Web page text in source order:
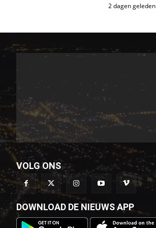
2 dagen geleden
VOLG ONS
DOWNLOAD DE NIEUWS APP